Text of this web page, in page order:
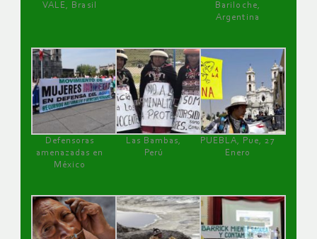
VALE, Brasil
Bariloche,
Argentina
Defensoras
amenazadas en
México
Las Bambas,
Perú
PUEBLA, Pue, 27
Enero